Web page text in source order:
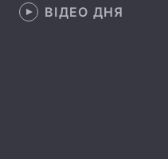
ВІДЕО ДНЯ